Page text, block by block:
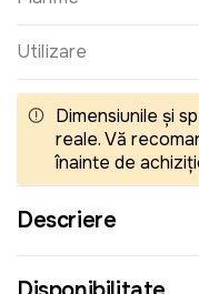
Utilizare
Dimensiunile și
reale. Vă
înainte de
Descriere